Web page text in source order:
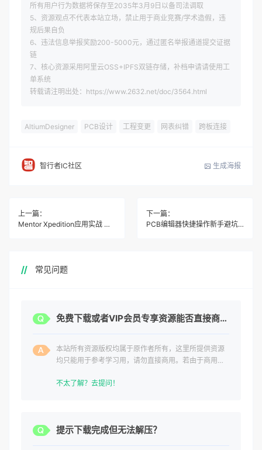
所有用户行为数据将保存至2035年3月9日以备司法调取
5、资源观点不代表本站立场，禁止用于商业竞赛/学术造假，违
规后果自负
6、违法信息举报奖励200-5000元，通过匿名举报通道提交证据
链
7、核心资源采用阿里云OSS+IPFS双链存储，补档申请请使用工
单系统
转载请注明出处：https://www.2632.net/doc/3564.html
AltiumDesigner PCB设计 工程变更 网表纠错 跨板连接
智行者IC社区 生成海报
上一篇：
Mentor Xpedition应用实战 三步避坑从库到布线
下一篇：
PCB编辑器快捷操作新手避坑 三步搞定快捷键设置
常见问题
免费下载或者VIP会员专享资源能否直接商用？
本站所有资源版权均属于原作者所有，这里所提供资源
均只能用于参考学习用，请勿直接商用。若由于商用引
不太了解？去提问！
提示下载完成但无法解压？